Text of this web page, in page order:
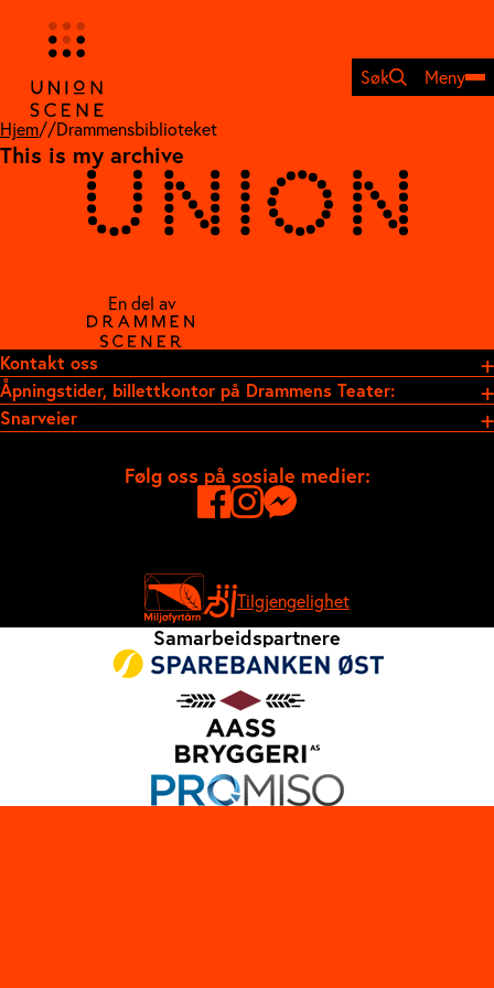
innhold
Søk
Meny
Hjem//Drammensbiblioteket
This is my archive
En del av
Kontakt oss
Åpningstider, billettkontor på Drammens Teater:
Snarveier
Følg oss på sosiale medier:
Tilgjengelighet
Samarbeidspartnere